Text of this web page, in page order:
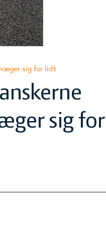
sig for lidt
sig for